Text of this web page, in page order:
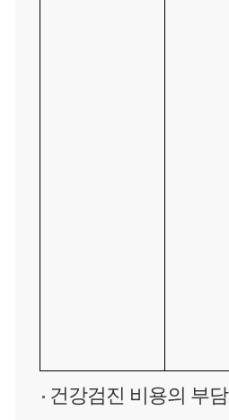
건강검진 비용의 부담